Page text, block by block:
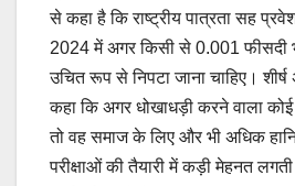
से कहा है कि राष्ट्रीय पात्रता सह
2024 में अगर किसी से 0.001 फीसदी
उचित रूप से निपटा जाना चाहिए।
कहा कि अगर धोखाधड़ी करने वाला कोई
तो वह समाज के लिए और भी अधिक
परीक्षाओं की तैयारी में कड़ी मेहनत